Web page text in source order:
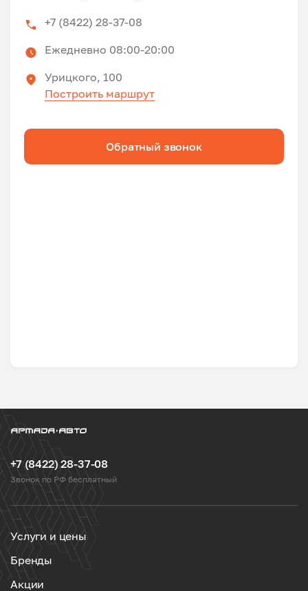
+7 (8422) 28-37-08
Ежедневно 08:00-20:00
Урицкого, 100
Построить маршрут
Обратный звонок
+7 (8422) 28-37-08
Звонок по РФ бесплатный
Услуги и цены
Бренды
Акции